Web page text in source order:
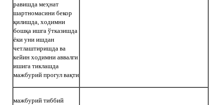
равишда меҳнат
шартномасини бекор
қилишда, ходимни
бошқа ишга ўтказишда
ёки уни ишдан
четлаштиришда ва
кейин ходимни аввалги
ишига тиклашда
мажбурий прогул вақти
мажбурий тиббий